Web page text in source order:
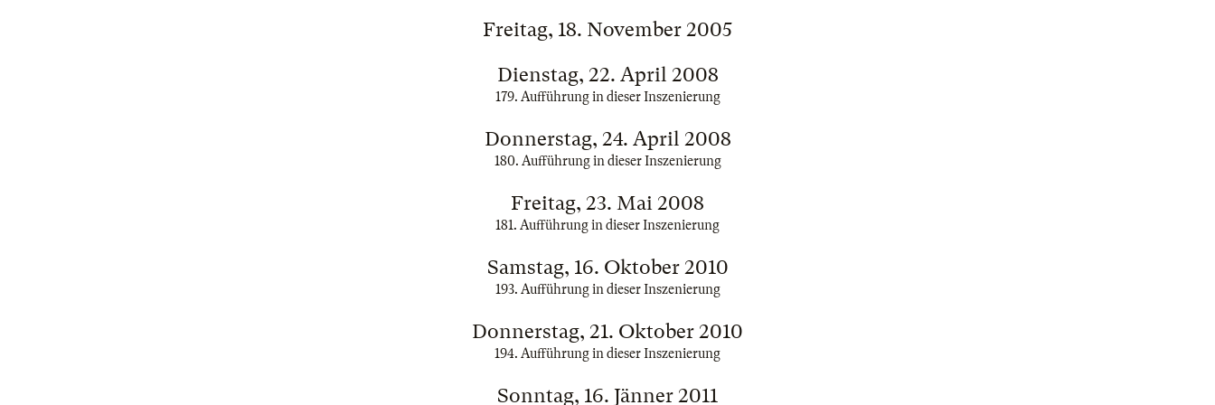
Freitag, 18. November 2005
Dienstag, 22. April 2008
179. Aufführung in dieser Inszenierung
Donnerstag, 24. April 2008
180. Aufführung in dieser Inszenierung
Freitag, 23. Mai 2008
181. Aufführung in dieser Inszenierung
Samstag, 16. Oktober 2010
193. Aufführung in dieser Inszenierung
Donnerstag, 21. Oktober 2010
194. Aufführung in dieser Inszenierung
Sonntag, 16. Jänner 2011